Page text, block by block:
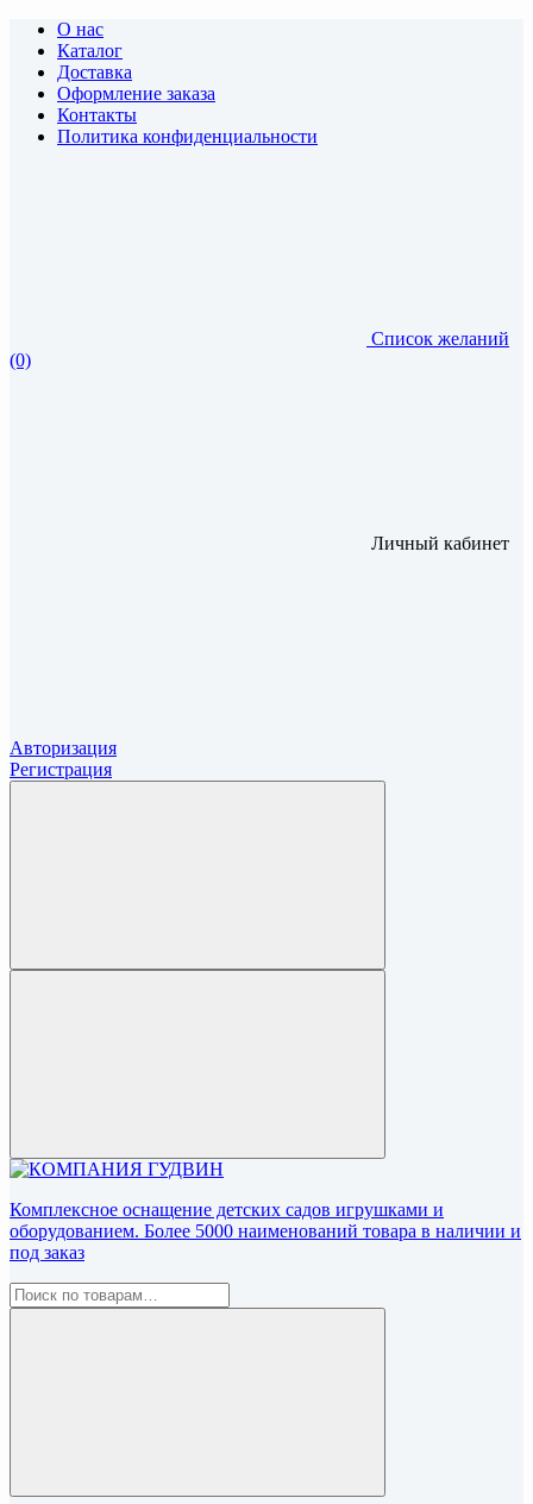
О нас
Каталог
Доставка
Оформление заказа
Контакты
Политика конфиденциальности
Список желаний
(0)
Личный кабинет
Авторизация
Регистрация
Комплексное оснащение детских садов игрушками и
оборудованием. Более 5000 наименований товара в наличии и
под заказ